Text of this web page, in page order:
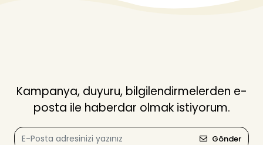
Kampanya, duyuru, bilgilendirmelerden e-
posta ile haberdar olmak istiyorum.
Gönder